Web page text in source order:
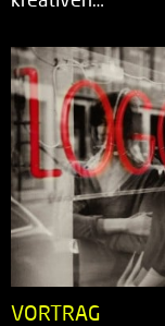
VORTRAG